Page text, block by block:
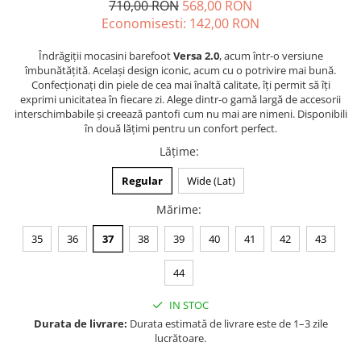
710,00 RON 568,00 RON
Economisesti: 142,00 RON
Îndrăgiții mocasini barefootVersa 2.0, acum într-o versiune
îmbunătățită. Același design iconic, acum cu o potrivire mai bună.
Confecționați din piele de cea mai înaltă calitate, îți permit să îți
exprimi unicitatea în fiecare zi. Alege dintr-o gamă largă de accesorii
interschimbabile și creează pantofi cum nu mai are nimeni. Disponibili
în două lățimi pentru un confort perfect.
Lățime:
Regular Wide (Lat)
Mărime:
35 36 37 38 39 40 41 42 43
44
IN STOC
Durata de livrare: Durata estimată de livrare este de 1–3 zile
lucrătoare.